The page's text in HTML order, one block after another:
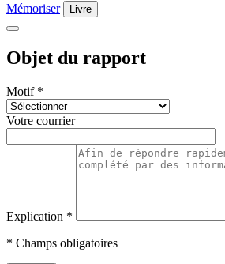
Mémoriser Livre
Objet du rapport
Motif*
Votre courrier
Explication *
* Champs obligatoires